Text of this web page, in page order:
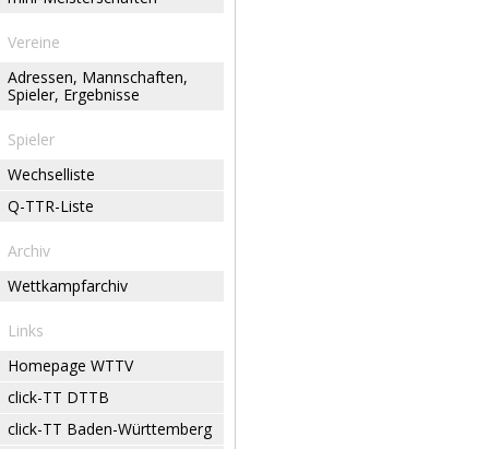
Vereine
Adressen, Mannschaften,
Spieler, Ergebnisse
Spieler
Wechselliste
Q-TTR-Liste
Archiv
Wettkampfarchiv
Links
Homepage WTTV
click-TT DTTB
click-TT Baden-Württemberg